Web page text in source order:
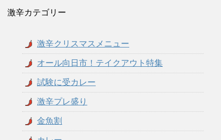
激辛カテゴリー
激辛クリスマスメニュー
オール向日市！テイクアウト特集
試験に受カレー
激辛プレ盛り
金魚割